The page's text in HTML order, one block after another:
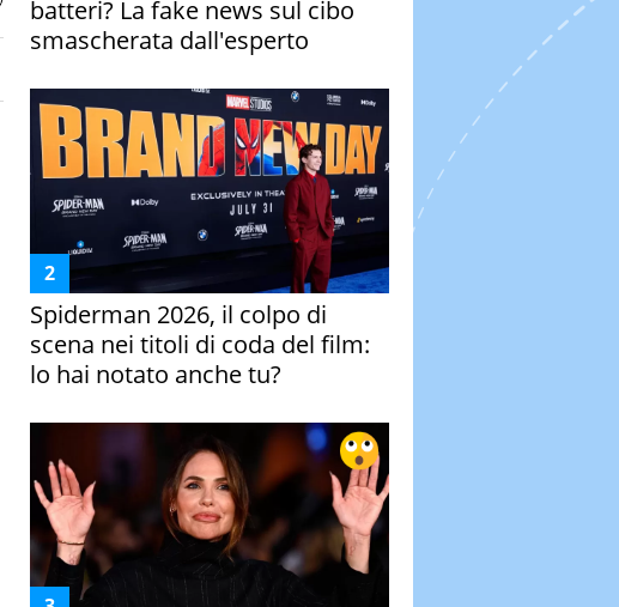
batteri? La fake news sul cibo
smascherata dall'esperto
Spiderman 2026, il colpo di
scena nei titoli di coda del film:
lo hai notato anche tu?